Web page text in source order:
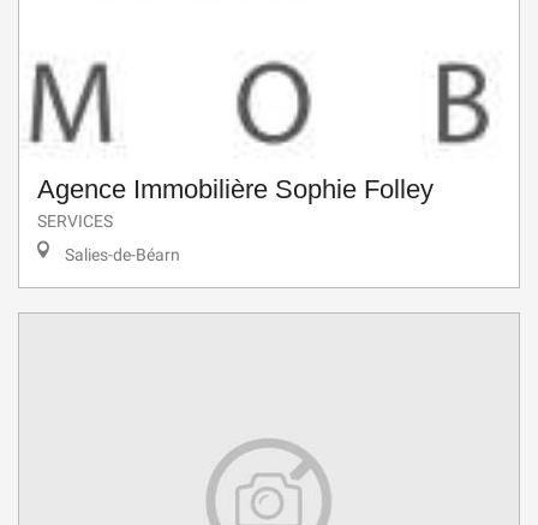
Agence Immobilière Sophie Folley
SERVICES
Salies-de-Béarn